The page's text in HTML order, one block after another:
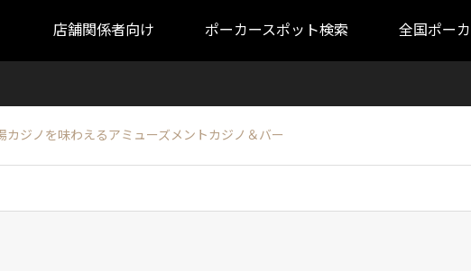
店舗関係者向け ポーカースポット検索 全国ポー
カジノを味わえるアミューズメントカジノ＆バー